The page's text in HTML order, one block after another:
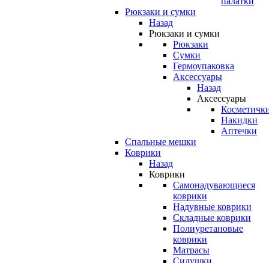
Рюкзаки и сумки
Назад
Рюкзаки и сумки
Рюкзаки
Сумки
Гермоупаковка
Аксессуары
Назад
Аксессуары
Накидки
Аптечки
Спальные мешки
Коврики
Назад
Коврики
Самонадувающиеся
коврики
Надувные коврики
Складные коврики
Полиуретановые
коврики
Матрасы
Сидушки